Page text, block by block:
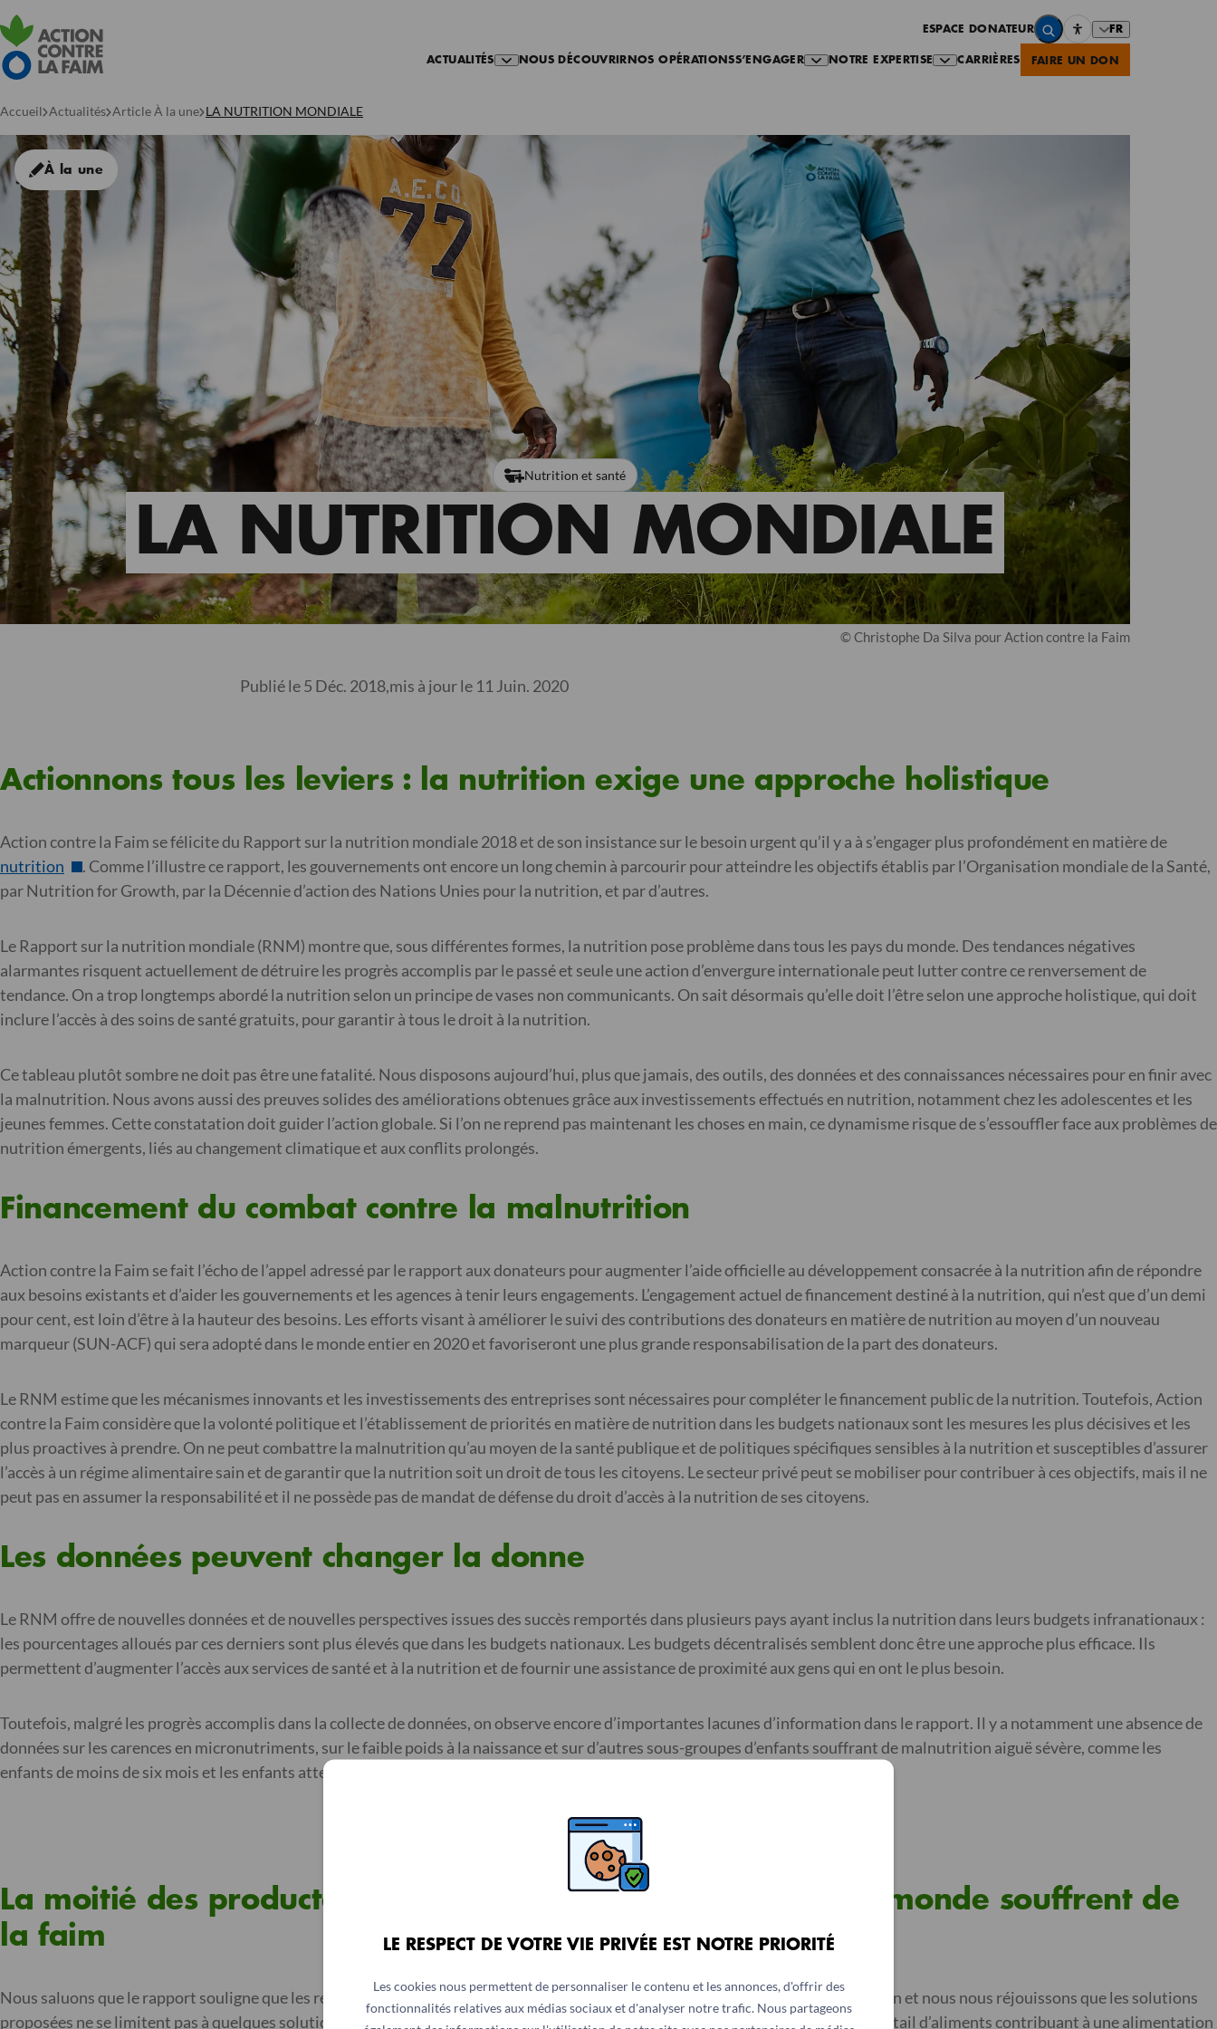
LE RESPECT DE VOTRE VIE PRIVÉE EST NOTRE PRIORITÉ
Les cookies nous permettent de personnaliser le contenu et les annonces, d'offrir des
fonctionnalités relatives aux médias sociaux et d'analyser notre trafic. Nous partageons
ESPACE DONATEUR FR
ACTUALITÉS NOUS DÉCOUVRIR NOS OPÉRATIONSS’ENGAGER NOTRE EXPERTISE CARRIÈRES FAIRE UN DON
Accueil Actualités Article À la une LA NUTRITION MONDIALE
Nutrition et santé
À la une
© Christophe Da Silva pour Action contre la Faim
LA NUTRITION MONDIALE
Publié le 5 Déc. 2018,mis à jour le 11 Juin. 2020
Actionnons tous les leviers : la nutrition exige une approche holistique
Action contre la Faim se félicite du Rapport sur la nutrition mondiale 2018 et de son insistance sur le besoin urgent qu’il y a à s’engager plus profondément en matière de
nutrition
. Comme l’illustre ce rapport, les gouvernements ont encore un long chemin à parcourir pour atteindre les objectifs établis par l’Organisation mondiale de la Santé,
par Nutrition for Growth, par la Décennie d’action des Nations Unies pour la nutrition, et par d’autres.
Le Rapport sur la nutrition mondiale (RNM) montre que, sous différentes formes, la nutrition pose problème dans tous les pays du monde. Des tendances négatives
alarmantes risquent actuellement de détruire les progrès accomplis par le passé et seule une action d’envergure internationale peut lutter contre ce renversement de
tendance. On a trop longtemps abordé la nutrition selon un principe de vases non communicants. On sait désormais qu’elle doit l’être selon une approche holistique, qui doit
inclure l’accès à des soins de santé gratuits, pour garantir à tous le droit à la nutrition.
Ce tableau plutôt sombre ne doit pas être une fatalité. Nous disposons aujourd’hui, plus que jamais, des outils, des données et des connaissances nécessaires pour en finir avec
la malnutrition. Nous avons aussi des preuves solides des améliorations obtenues grâce aux investissements effectués en nutrition, notamment chez les adolescentes et les
jeunes femmes. Cette constatation doit guider l’action globale. Si l’on ne reprend pas maintenant les choses en main, ce dynamisme risque de s’essouffler face aux problèmes de
nutrition émergents, liés au changement climatique et aux conflits prolongés.
Financement du combat contre la malnutrition
Action contre la Faim se fait l’écho de l’appel adressé par le rapport aux donateurs pour augmenter l’aide officielle au développement consacrée à la nutrition afin de répondre
aux besoins existants et d’aider les gouvernements et les agences à tenir leurs engagements. L’engagement actuel de financement destiné à la nutrition, qui n’est que d’un demi
pour cent, est loin d’être à la hauteur des besoins. Les efforts visant à améliorer le suivi des contributions des donateurs en matière de nutrition au moyen d’un nouveau
marqueur (SUN-ACF) qui sera adopté dans le monde entier en 2020 et favoriseront une plus grande responsabilisation de la part des donateurs.
Le RNM estime que les mécanismes innovants et les investissements des entreprises sont nécessaires pour compléter le financement public de la nutrition. Toutefois, Action
contre la Faim considère que la volonté politique et l’établissement de priorités en matière de nutrition dans les budgets nationaux sont les mesures les plus décisives et les
plus proactives à prendre. On ne peut combattre la malnutrition qu’au moyen de la santé publique et de politiques spécifiques sensibles à la nutrition et susceptibles d’assurer
l’accès à un régime alimentaire sain et de garantir que la nutrition soit un droit de tous les citoyens. Le secteur privé peut se mobiliser pour contribuer à ces objectifs, mais il ne
peut pas en assumer la responsabilité et il ne possède pas de mandat de défense du droit d’accès à la nutrition de ses citoyens.
Les données peuvent changer la donne
Le RNM offre de nouvelles données et de nouvelles perspectives issues des succès remportés dans plusieurs pays ayant inclus la nutrition dans leurs budgets infranationaux :
les pourcentages alloués par ces derniers sont plus élevés que dans les budgets nationaux. Les budgets décentralisés semblent donc être une approche plus efficace. Ils
permettent d’augmenter l’accès aux services de santé et à la nutrition et de fournir une assistance de proximité aux gens qui en ont le plus besoin.
Toutefois, malgré les progrès accomplis dans la collecte de données, on observe encore d’importantes lacunes d’information dans le rapport. Il y a notamment une absence de
données sur les carences en micronutriments, sur le faible poids à la naissance et sur d’autres sous-groupes d’enfants souffrant de malnutrition aiguë sévère, comme les
enfants de moins de six mois et les enfants atteints de kwashiorkor.
La moitié des producteurs de denrées alimentaires dans le monde souffrent de
la faim
Nous saluons que le rapport souligne que les régimes alimentaires inadéquats sont l’un des principaux moteurs de la malnutrition et nous nous réjouissons que les solutions
proposées ne se limitent pas à quelques solutions miracles, mais proposent divers moyens allant de la promotion d’un large éventail d’aliments contribuant à une alimentation